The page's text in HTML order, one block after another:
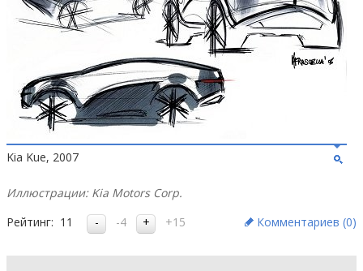
Kia Kue, 2007
Иллюстрации: Kia Motors Corp.
Рейтинг: 11 -4 +15 Комментариев (0)